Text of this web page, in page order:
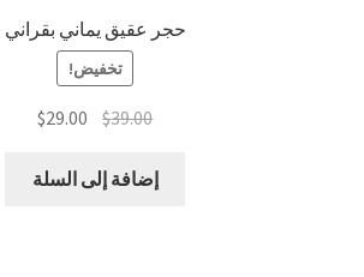
حجر عقيق يماني بقراني
تخفيض!
$39.00
السعر
هو:
$29.00 السعر
هو:إضافة إلى السلة